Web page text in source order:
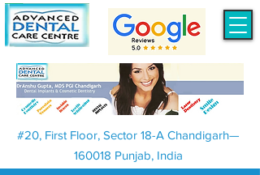
#20, First Floor, Sector 18-A Chandigarh—
160018 Punjab, India